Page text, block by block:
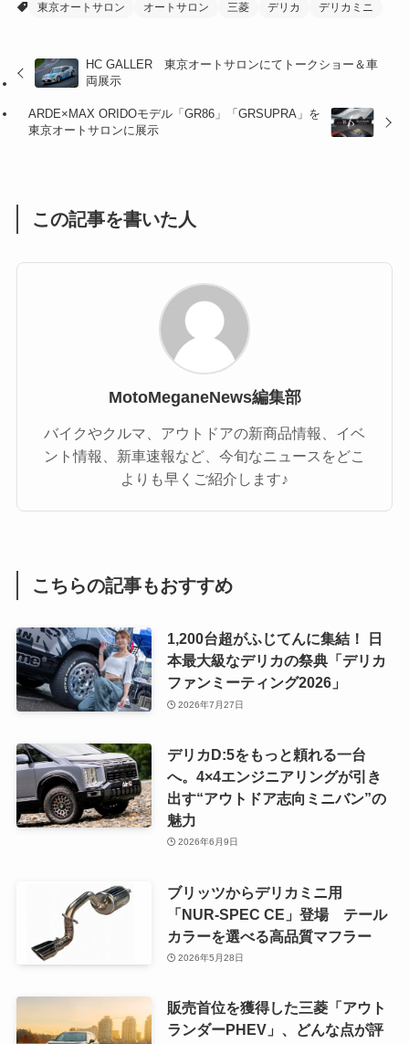
(47)
(16)
東京オートサロン
オートサロン 三菱 デリカ デリカミニ
HC GALLER 東京オートサロンにてトークショー＆車
両展示
ARDE×MAX ORIDOモデル「GR86」「GRSUPRA」を
東京オートサロンに展示
この記事を書いた人
MotoMeganeNews編集部
バイクやクルマ、アウトドアの新商品情報、イベ
ント情報、新車速報など、今旬なニュースをどこ
よりも早くご紹介します♪
こちらの記事もおすすめ
1,200台超がふじてんに集結！ 日
本最大級なデリカの祭典「デリカ
ファンミーティング2026」
2026年7月27日
デリカD:5をもっと頼れる一台
へ。4×4エンジニアリングが引き
出す“アウトドア志向ミニバン”の
魅力
2026年6月9日
ブリッツからデリカミニ用
「NUR-SPEC CE」登場 テール
カラーを選べる高品質マフラー
2026年5月28日
販売首位を獲得した三菱「アウト
ランダーPHEV」、どんな点が評